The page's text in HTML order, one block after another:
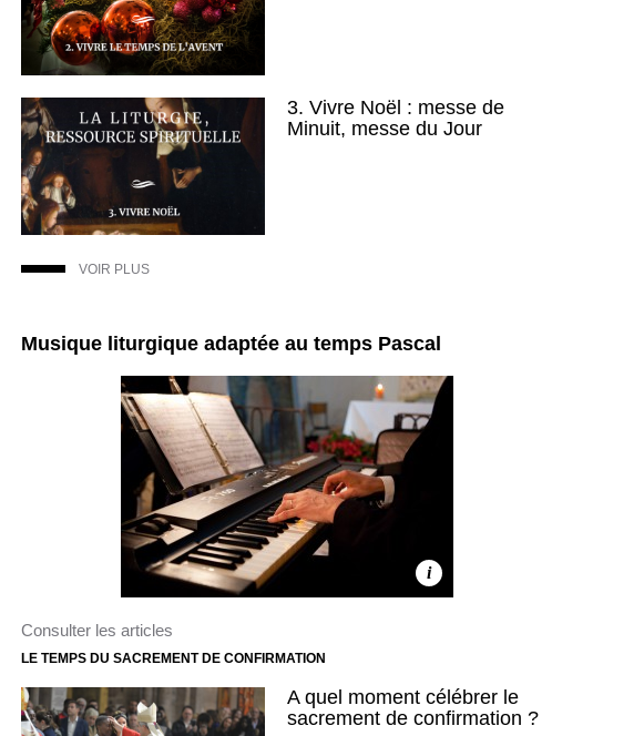
3. Vivre Noël : messe de
Minuit, messe du Jour
VOIR PLUS
Musique liturgique adaptée au temps Pascal
i
Consulter les articles
LE TEMPS DU SACREMENT DE CONFIRMATION
A quel moment célébrer le
sacrement de confirmation ?